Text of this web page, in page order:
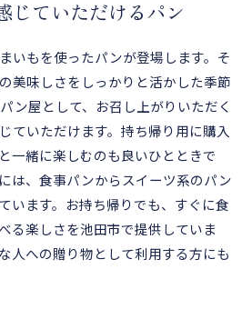
じていただけるパン
いもを使ったパンが登場します。そ
美味しさをしっかりと活かした季節
ン屋として、お召し上がりいただく
ていただけます。持ち帰り用に購入
一緒に楽しむのも良いひとときで
は、食事パンからスイーツ系のパン
います。お持ち帰りでも、すぐに食
る楽しさを池田市で提供していま
人への贈り物として利用する方にも